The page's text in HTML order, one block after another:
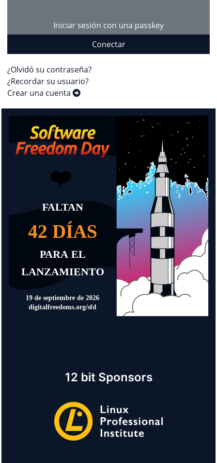
Iniciar sesión con una passkey
Conectar
¿Olvidó su contraseña?
¿Recordar su usuario?
Crear una cuenta
12 bit Sponsors